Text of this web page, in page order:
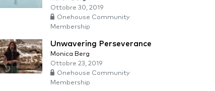
Ottobre 30, 2019
Onehouse Community
Membership
Unwavering Perseverance
Monica Berg
Ottobre 23, 2019
Onehouse Community
Membership